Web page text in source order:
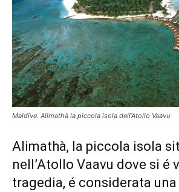
Maldive. Alimathà la piccola isola dell’Atollo Vaavu
Alimathà, la piccola isola
nell’Atollo Vaavu dove si é
tragedia, é considerata